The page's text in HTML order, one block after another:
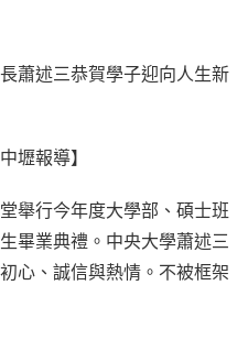
蕭述三恭賀學子迎向人生新
壢報導】
舉行今年度大學部、碩士班
畢業典禮。中央大學蕭述三
心、誠信與熱情。不被框架